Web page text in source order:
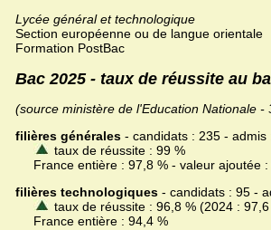
Lycée général et technologique
Section européenne ou de langue orientale
Formation PostBac
Bac 2025 - taux de réussite au
(source ministère de l'Education Nationale -
filières générales - candidats : 235 - admis
taux de réussite : 99 %
France entière : 97,8 % - valeur ajoutée :
filières technologiques - candidats : 95 -
taux de réussite : 96,8 % (2024 : 97,6
France entière : 94,4 %